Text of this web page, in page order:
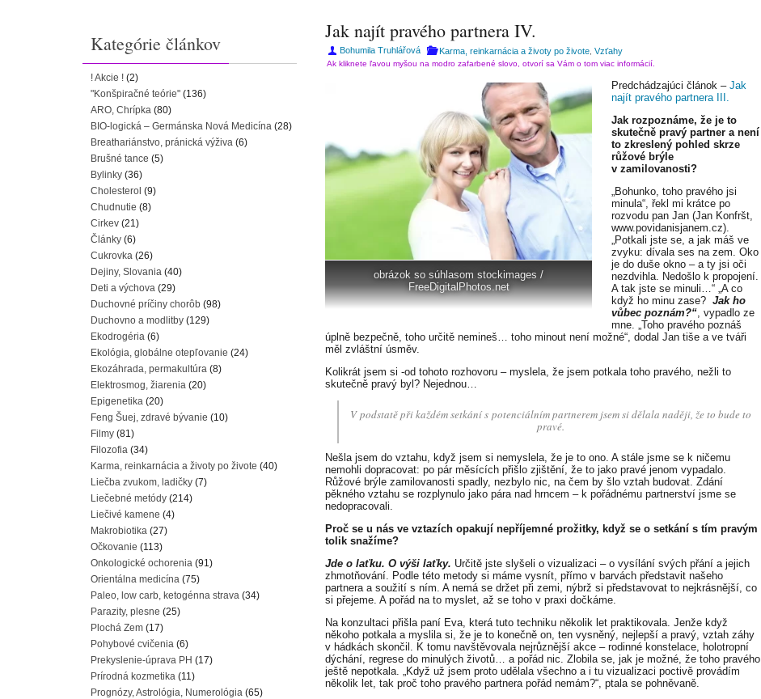
Jak najít pravého partnera IV.
Bohumila Truhlářová Karma, reinkarnácia a životy po živote, Vzťahy
Ak kliknete ľavou myšou na modro zafarbené slovo, otvorí sa Vám o tom viac informácií.
obrázok so súhlasom stockimages /
FreeDigitalPhotos.net
Predchádzajúci článok – Jak
najít pravého partnera III.
Jak rozpoznáme, že je to
skutečně pravý partner a není
to zkreslený pohled skrze
růžové brýle
v zamilovanosti?
„Bohunko, toho pravého jsi
minula“, řekl mi krátce po
rozvodu pan Jan (Jan Konfršt,
www.povidanisjanem.cz).
„Potkali jste se, a jak máš ve
zvyku: dívala ses na zem. Oko
je do duše okno – a ty jsi oči
nezdvihla. Nedošlo k propojení.
A tak jste se minuli…“ „A co
když ho minu zase? Jak ho
vůbec poznám?“, vypadlo ze
mne. „Toho pravého poznáš
úplně bezpečně, toho určitě nemineš… toho minout není možné“, dodal Jan tiše a ve tváři
měl zvláštní úsměv.
Kolikrát jsem si -od tohoto rozhovoru – myslela, že jsem potkala toho pravého, nežli to
skutečně pravý byl? Nejednou…
V podstatě při každém setkání s potenciálním partnerem jsem si dělala naději, že to bude to
pravé.
Nešla jsem do vztahu, když jsem si nemyslela, že je to ono. A stále jsme se k ničemu
nemohli dopracovat: po pár měsících přišlo zjištění, že to jako pravé jenom vypadalo.
Růžové brýle zamilovanosti spadly, nezbylo nic, na čem by šlo vztah budovat. Zdání
pěkného vztahu se rozplynulo jako pára nad hrncem – k pořádnému partnerství jsme se
nedopracovali.
Proč se u nás ve vztazích opakují nepříjemné prožitky, když se o setkání s tím pravým
tolik snažíme?
Jde o laťku. O výši laťky. Určitě jste slyšeli o vizualizaci – o vysílání svých přání a jejich
zhmotňování. Podle této metody si máme vysnít, přímo v barvách představit našeho
partnera a soužití s ním. A nemá se držet při zemi, nýbrž si představovat to nejkrásnější, co
si přejeme. A pořád na to myslet, až se toho v praxi dočkáme.
Na konzultaci přišla paní Eva, která tuto techniku několik let praktikovala. Jenže když
někoho potkala a myslila si, že je to konečně on, ten vysněný, nejlepší a pravý, vztah záhy
v hádkách skončil. K tomu navštěvovala nejrůznější akce – rodinné konstelace, holotropní
dýchání, regrese do minulých životů… a pořád nic. Zlobila se, jak je možné, že toho pravého
ještě nepotkala. „Když už jsem proto udělala všechno a i tu vizualizaci poctivě provádím
několik let, tak proč toho pravého partnera pořád nemám?“, ptala se pohněvaně.
Kategórie článkov
! Akcie ! (2)
"Konšpiračné teórie" (136)
ARO, Chrípka (80)
BIO-logická – Germánska Nová Medicína (28)
Breathariánstvo, pránická výživa (6)
Brušné tance (5)
Bylinky (36)
Cholesterol (9)
Chudnutie (8)
Cirkev (21)
Články (6)
Cukrovka (26)
Dejiny, Slovania (40)
Deti a výchova (29)
Duchovné príčiny chorôb (98)
Duchovno a modlitby (129)
Ekodrogéria (6)
Ekológia, globálne otepľovanie (24)
Ekozáhrada, permakultúra (8)
Elektrosmog, žiarenia (20)
Epigenetika (20)
Feng Šuej, zdravé bývanie (10)
Filmy (81)
Filozofia (34)
Karma, reinkarnácia a životy po živote (40)
Liečba zvukom, ladičky (7)
Liečebné metódy (214)
Liečivé kamene (4)
Makrobiotika (27)
Očkovanie (113)
Onkologické ochorenia (91)
Orientálna medicína (75)
Paleo, low carb, ketogénna strava (34)
Parazity, plesne (25)
Plochá Zem (17)
Pohybové cvičenia (6)
Prekyslenie-úprava PH (17)
Prírodná kozmetika (11)
Prognózy, Astrológia, Numerológia (65)